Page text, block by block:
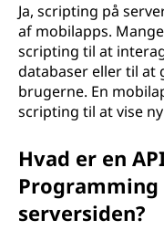
Ja, scripting på
af mobilapps.
scripting til at
databaser eller til at
brugerne. En
scripting til at vise
Hvad er en
serversiden?